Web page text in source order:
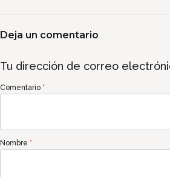
Deja un comentario
Tu dirección de correo
Comentario *
Nombre *